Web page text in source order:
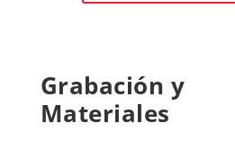
Grabación y
Materiales